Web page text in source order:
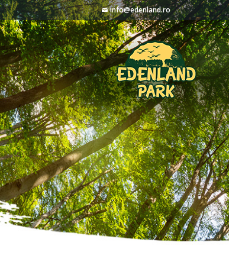
info@edenland.ro